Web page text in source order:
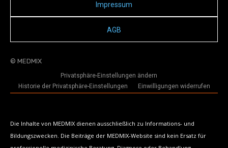
Impressum
AGB
© MEDMIX
Privatsphäre-Einstellungen ändern
Historie der Privatsphäre-Einstellungen
Einwilligungen widerrufen
Die Inhalte von MEDMIX dienen ausschließlich zu Informations- und
Bildungszwecken. Die Beiträge der MEDMIX-Website sind kein Ersatz für